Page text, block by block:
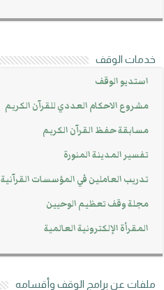
خدمات الوقف
استديو الوقف
مشروع الاحكام العددي للقرآن الكريم
مسابقة حفظ القرآن الكريم
تفسير المدينة المنورة
تدريب العاملين في المؤسسات القرآنية
مجلة وقف تعظيم الوحيين
المقرأة الإلكترونية العالمية
ملفات عن برامج الوقف وأقسامه